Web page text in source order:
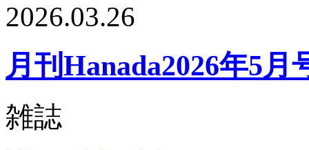
2026.03.26
月刊Hanada2026年5月
雑誌